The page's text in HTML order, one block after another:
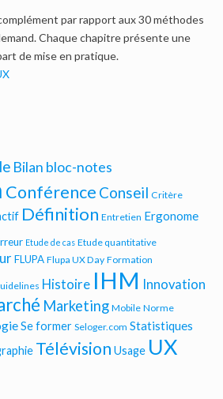
par rapport aux 30 méthodes
Chaque chapitre présente une
de mise en pratique.
Bilan bloc-notes
Conférence Conseil Critère
Définition Entretien Ergonome
Etude de cas Etude quantitative
FLUPA Flupa UX Day Formation
Histoire IHM Innovation
Marketing Mobile Norme
Se former Seloger.com Statistiques
Télévision Usage UX